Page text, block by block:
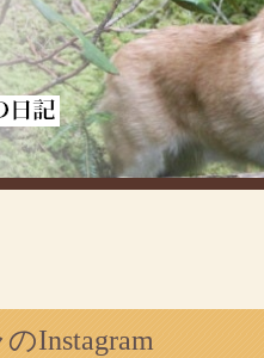
Instagram